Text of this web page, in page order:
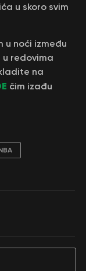
u skoro svim
u noći između
redovima
na
čim izađu